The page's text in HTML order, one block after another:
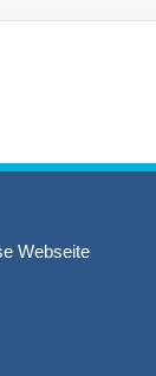
Webseite